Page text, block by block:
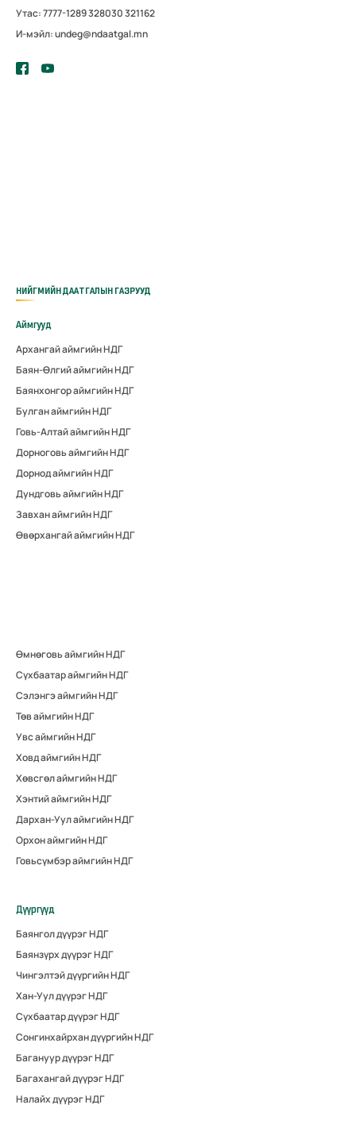
Утас: 7777-1289 328030 321162
И-мэйл: undeg@ndaatgal.mn
НИЙГМИЙН ДААТГАЛЫН ГАЗРУУД
Аймгууд
Архангай аймгийн НДГ
Баян-Өлгий аймгийн НДГ
Баянхонгор аймгийн НДГ
Булган аймгийн НДГ
Говь-Алтай аймгийн НДГ
Дорноговь аймгийн НДГ
Дорнод аймгийн НДГ
Дундговь аймгийн НДГ
Завхан аймгийн НДГ
Өвөрхангай аймгийн НДГ
Өмнөговь аймгийн НДГ
Сүхбаатар аймгийн НДГ
Сэлэнгэ аймгийн НДГ
Төв аймгийн НДГ
Увс аймгийн НДГ
Ховд аймгийн НДГ
Хөвсгөл аймгийн НДГ
Хэнтий аймгийн НДГ
Дархан-Уул аймгийн НДГ
Орхон аймгийн НДГ
Говьсүмбэр аймгийн НДГ
Дүүргүүд
Баянгол дүүрэг НДГ
Баянзүрх дүүрэг НДГ
Чингэлтэй дүүргийн НДГ
Хан-Уул дүүрэг НДГ
Сүхбаатар дүүрэг НДГ
Сонгинхайрхан дүүргийн НДГ
Багануур дүүрэг НДГ
Багахангай дүүрэг НДГ
Налайх дүүрэг НДГ